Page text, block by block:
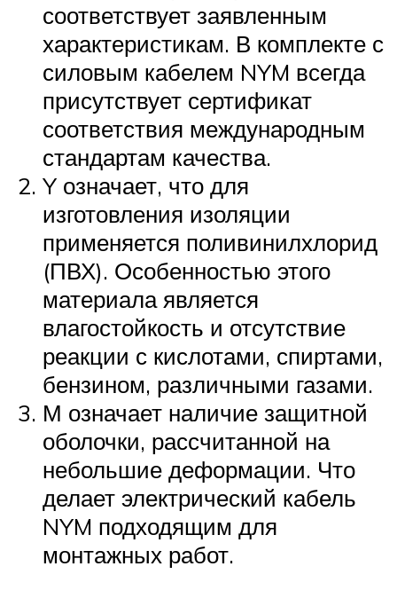
соответствует заявленным
характеристикам. В комплекте с
силовым кабелем NYM всегда
присутствует сертификат
соответствия международным
стандартам качества.
Y означает, что для
изготовления изоляции
применяется поливинилхлорид
(ПВХ). Особенностью этого
материала является
влагостойкость и отсутствие
реакции с кислотами, спиртами,
бензином, различными газами.
М означает наличие защитной
оболочки, рассчитанной на
небольшие деформации. Что
делает электрический кабель
NYM подходящим для
монтажных работ.